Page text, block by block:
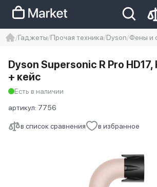
Iphone 14 pro max
айфон 14
Гаджеты Прочая техника Dyson Фены и
в список сравнения в избранное
Dyson Supersonic R Pro
+ кейс
Есть в наличии
артикул: 7756